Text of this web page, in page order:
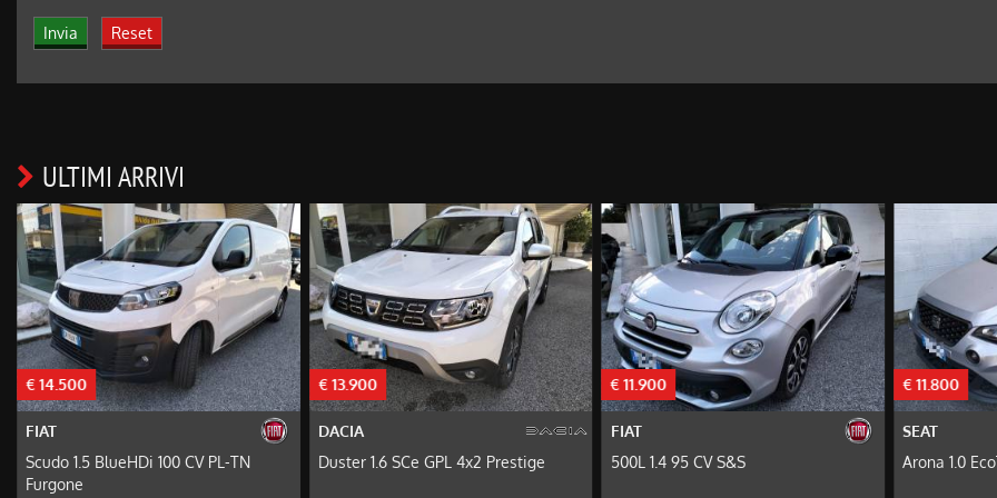
ULTIMI ARRIVI
€ 14.500
FIAT
Scudo 1.5 BlueHDi 100 CV PL-TN
Furgone
€ 13.900
DACIA
Duster 1.6 SCe GPL 4x2 Prestige
€ 11.900
FIAT
500L 1.4 95 CV S&S
€ 11.800
SEAT
Arona 1.0